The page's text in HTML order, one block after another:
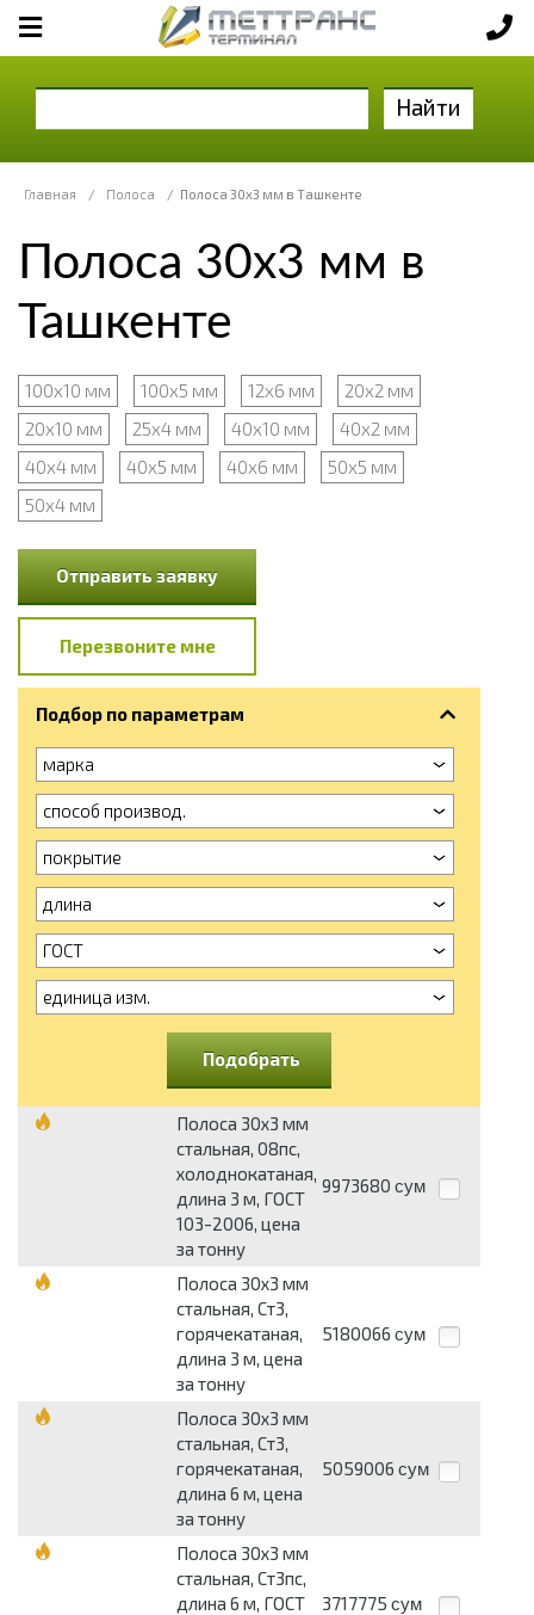
Найти
Главная / Полоса / Полоса 30х3 мм в Ташкенте
Полоса 30х3 мм в
Ташкенте
100x10 мм 100x5 мм 12х6 мм
20x2 мм
20х10 мм
25x4 мм 40х10 мм
40х2 мм
40х4 мм
40х5 мм 40х6 мм
50x5 мм
50х4 мм
Отправить заявку
Перезвоните мне
Подбор по параметрам
марка
способ производ.
покрытие
длина
ГОСТ
единица изм.
Подобрать
Полоса 30х3 мм
стальная, 08пс,
холоднокатаная,
длина 3 м, ГОСТ
103-2006, цена
за тонну
9973680 сум
Полоса 30х3 мм
стальная, Ст3,
горячекатаная,
длина 3 м, цена
за тонну
5180066 сум
Полоса 30х3 мм
стальная, Ст3,
горячекатаная,
длина 6 м, цена
за тонну
5059006 сум
Полоса 30х3 мм
стальная, Ст3пс,
длина 6 м, ГОСТ
3717775 сум